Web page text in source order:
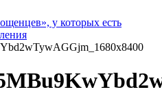
у которых есть